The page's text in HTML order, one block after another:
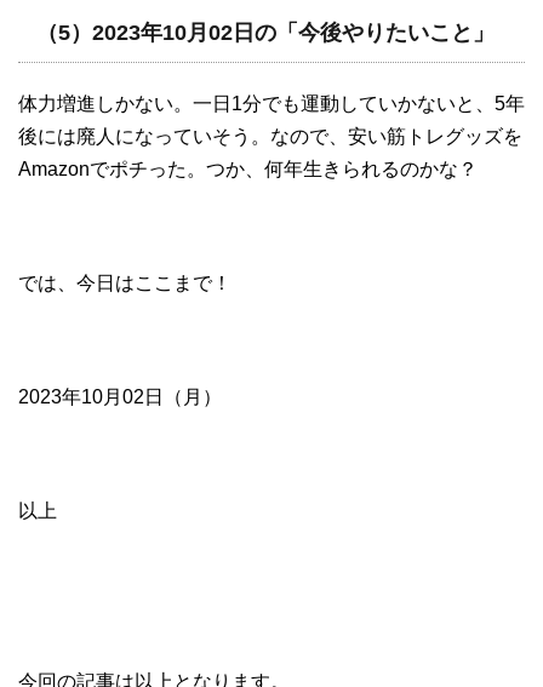
（5）2023年10月02日の「今後やりたいこと」
体力増進しかない。一日1分でも運動していかないと、5年
後には廃人になっていそう。なので、安い筋トレグッズを
Amazonでポチった。つか、何年生きられるのかな？
では、今日はここまで！
2023年10月02日（月）
以上
今回の記事は以上となります。